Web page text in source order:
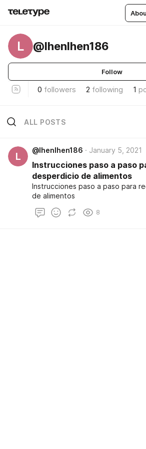
L @lhenlhen186
Follow
0 followers 2 following 1
ALL POSTS
L
@lhenlhen186 January 5, 2021
Instrucciones paso a paso
desperdicio de alimentos
Instrucciones paso a paso para
de alimentos
8